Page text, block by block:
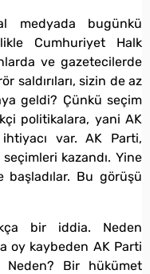
medyada bugünkü
Cumhuriyet Halk
ve gazetecilerde
saldırıları, sizin de az
geldi? Çünkü seçim
politikalara, yani AK
var. AK Parti,
kazandı. Yine
başladılar. Bu görüşü
bir iddia. Neden
oy kaybeden AK Parti
Neden? Bir hükümet